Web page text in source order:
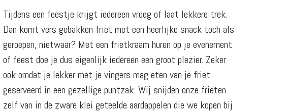
Tijdens een feestje krijgt iedereen vroeg of laat lekkere trek.
Dan komt vers gebakken friet met een heerlijke snack toch als
geroepen, nietwaar? Met een frietkraam huren op je evenement
of feest doe je dus eigenlijk iedereen een groot plezier. Zeker
ook omdat je lekker met je vingers mag eten van je friet
geserveerd in een gezellige puntzak. Wij snijden onze frieten
zelf van in de zware klei geteelde aardappelen die we kopen bij